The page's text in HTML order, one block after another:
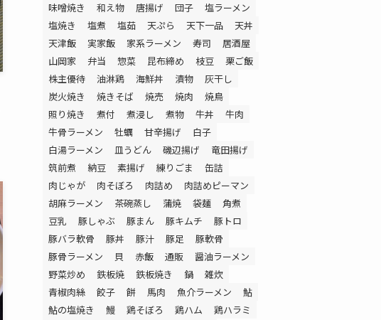
味噌焼き
和え物 唐揚げ 団子
塩ラーメン
塩焼き
塩煮 塩茹 天ぷら 天下一品
天丼
天津飯
実家飯 家系ラーメン 寿司
居酒屋
山岡家
弁当 惣菜 昆布締め 枝豆
栗ご飯
株主優待
油淋鶏 海鮮丼 漬物
灰干し
炭火焼き
焼きそば 焼売 焼肉
焼鳥
照り焼き
煮付 煮浸し 煮物 牛丼
牛肉
牛骨ラーメン
牡蠣 甘辛揚げ
白子
白湯ラーメン
皿うどん 磯辺揚げ
竜田揚げ
筑前煮
納豆 素揚げ 練りごま
缶詰
肉じゃが
肉そぼろ 肉詰め
肉詰めピーマン
胡麻ラーメン
茶碗蒸し 蒲焼 袋麺
角煮
豆乳
豚しゃぶ 豚まん 豚キムチ
豚トロ
豚バラ軟骨
豚丼 豚汁 豚足
豚軟骨
豚骨ラーメン
貝 赤飯 通販
醤油ラーメン
野菜炒め
鉄板焼 鉄板焼き 鍋
雑炊
青椒肉絲
餃子 餅 馬肉 魚介ラーメン
鮎
鮎の塩焼き
鰻 鶏そぼろ 鶏ハム
鶏ハラミ